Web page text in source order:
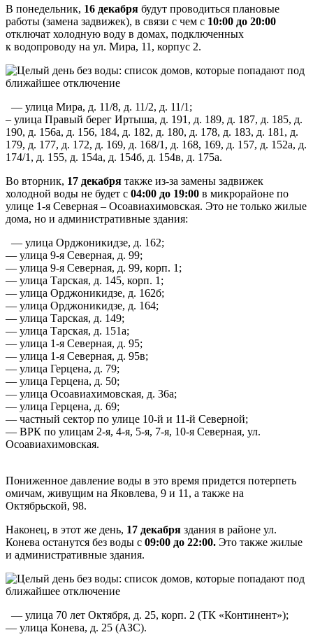
В понедельник, 16 декабря будут проводиться плановые
работы (замена задвижек), в связи с чем с 10:00 до 20:00
отключат холодную воду в домах, подключенных
к водопроводу на ул. Мира, 11, корпус 2.
— улица Мира, д. 11/8, д. 11/2, д. 11/1;
– улица Правый берег Иртыша, д. 191, д. 189, д. 187, д. 185, д.
190, д. 156а, д. 156, 184, д. 182, д. 180, д. 178, д. 183, д. 181, д.
179, д. 177, д. 172, д. 169, д. 168/1, д. 168, 169, д. 157, д. 152а, д.
174/1, д. 155, д. 154а, д. 154б, д. 154в, д. 175а.
Во вторник, 17 декабря также из-за замены задвижек
холодной воды не будет с 04:00 до 19:00 в микрорайоне по
улице 1-я Северная – Осоавиахимовская. Это не только жилые
дома, но и административные здания:
— улица Орджоникидзе, д. 162;
— улица 9-я Северная, д. 99;
— улица 9-я Северная, д. 99, корп. 1;
— улица Тарская, д. 145, корп. 1;
— улица Орджоникидзе, д. 162б;
— улица Орджоникидзе, д. 164;
— улица Тарская, д. 149;
— улица Тарская, д. 151а;
— улица 1-я Северная, д. 95;
— улица 1-я Северная, д. 95в;
— улица Герцена, д. 79;
— улица Герцена, д. 50;
— улица Осоавиахимовская, д. 36а;
— улица Герцена, д. 69;
— частный сектор по улице 10-й и 11-й Северной;
— ВРК по улицам 2-я, 4-я, 5-я, 7-я, 10-я Северная, ул.
Осоавиахимовская.
Пониженное давление воды в это время придется потерпеть
омичам, живущим на Яковлева, 9 и 11, а также на
Октябрьской, 98.
Наконец, в этот же день, 17 декабря здания в районе ул.
Конева останутся без воды с 09:00 до 22:00. Это также жилые
и административные здания.
— улица 70 лет Октября, д. 25, корп. 2 (ТК «Континент»);
— улица Конева, д. 25 (АЗС).